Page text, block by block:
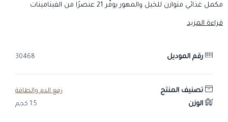
مكمل غذائي متوازن للخيل والمهور يوفّر 21 عنصرًا من الفيتامينات
والعناصر النادرة والأحماض الأمينية للاستخدام اليومي.
مكمل غذائي (بودرة) يُضاف إلى العلف.
مجموعة من الفيتامينات الأساسية والعناصر النادرة والأحماض الأمينية
قراءة المزيد
رقم الموديل 30468
تصنيف المنتج رفع الدم والطاقة
الوزن 1.5 كجم